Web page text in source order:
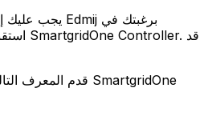
SmartgridOne Controller. قد
SmartgridOne